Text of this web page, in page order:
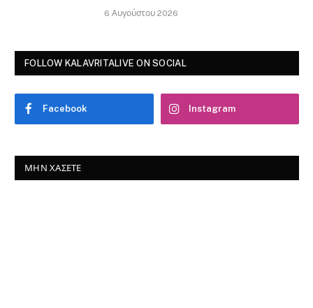
6 Αυγούστου 2026
FOLLOW KALAVRITALIVE ON SOCIAL
Facebook Instagram
ΜΗΝ ΧΆΣΕΤΕ